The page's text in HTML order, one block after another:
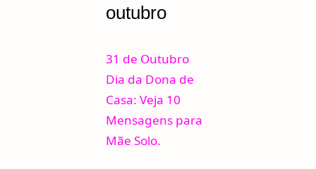
outubro
31 de Outubro
Dia da Dona de
Casa: Veja 10
Mensagens para
Mãe Solo.